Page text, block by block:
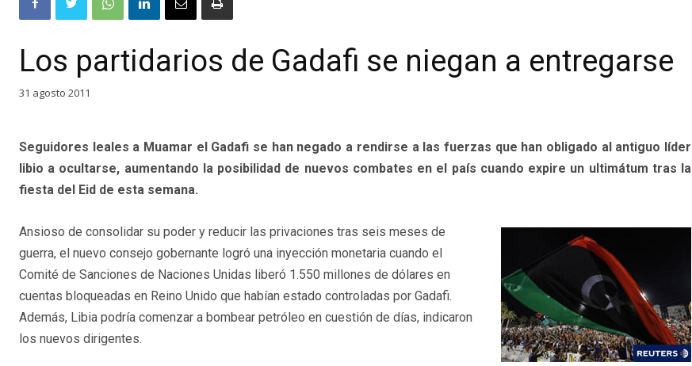
Los partidarios de Gadafi se niegan a entregarse
31 agosto 2011
Seguidores leales a Muamar el Gadafi se han negado a rendirse a las fuerzas que han obligado al antiguo líder
libio a ocultarse, aumentando la posibilidad de nuevos combates en el país cuando expire un ultimátum tras la
fiesta del Eid de esta semana.
Ansioso de consolidar su poder y reducir las privaciones tras seis meses de
guerra, el nuevo consejo gobernante logró una inyección monetaria cuando el
Comité de Sanciones de Naciones Unidas liberó 1.550 millones de dólares en
cuentas bloqueadas en Reino Unido que habían estado controladas por Gadafi.
Además, Libia podría comenzar a bombear petróleo en cuestión de días, indicaron
los nuevos dirigentes.